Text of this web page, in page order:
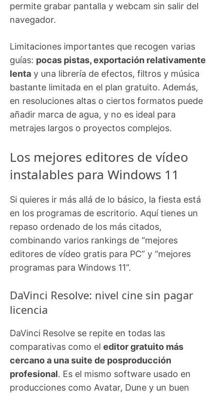
permite grabar pantalla y webcam sin salir del
navegador.
Limitaciones importantes que recogen varias
guías: pocas pistas, exportación relativamente
lenta y una librería de efectos, filtros y música
bastante limitada en el plan gratuito. Además,
en resoluciones altas o ciertos formatos puede
añadir marca de agua, y no es ideal para
metrajes largos o proyectos complejos.
Los mejores editores de vídeo
instalables para Windows 11
Si quieres ir más allá de lo básico, la fiesta está
en los programas de escritorio. Aquí tienes un
repaso ordenado de los más citados,
combinando varios rankings de “mejores
editores de vídeo gratis para PC” y “mejores
programas para Windows 11”.
DaVinci Resolve: nivel cine sin pagar
licencia
DaVinci Resolve se repite en todas las
comparativas como el editor gratuito más
cercano a una suite de posproducción
profesional. Es el mismo software usado en
producciones como Avatar, Dune y un buen